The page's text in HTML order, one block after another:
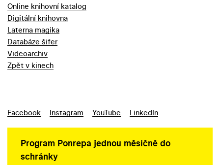
Online knihovní katalog
Digitální knihovna
Laterna magika
Databáze šifer
Videoarchiv
Zpět v kinech
Facebook Instagram YouTube LinkedIn
Program Ponrepa jednou měsíčně do
schránky